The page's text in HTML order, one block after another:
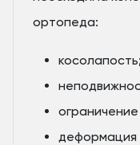
ортопеда:
косолапость;
деформация